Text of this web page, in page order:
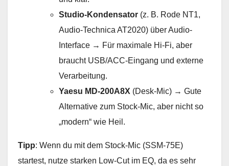
Studio-Kondensator (z. B. Rode NT1,
Audio-Technica AT2020) über Audio-
Interface → Für maximale Hi-Fi, aber
braucht USB/ACC-Eingang und externe
Verarbeitung.
Yaesu MD-200A8X (Desk-Mic) → Gute
Alternative zum Stock-Mic, aber nicht so
„modern“ wie Heil.
Tipp: Wenn du mit dem Stock-Mic (SSM-75E)
startest, nutze starken Low-Cut im EQ, da es sehr